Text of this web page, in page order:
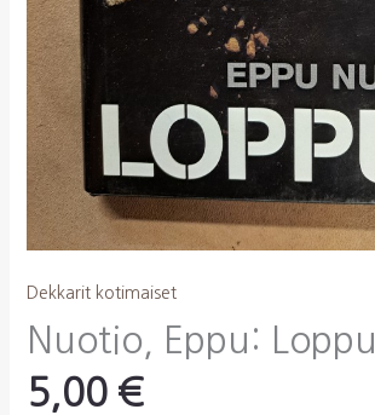
Dekkarit kotimaiset
Nuotio, Eppu: Loppu
5,00 €